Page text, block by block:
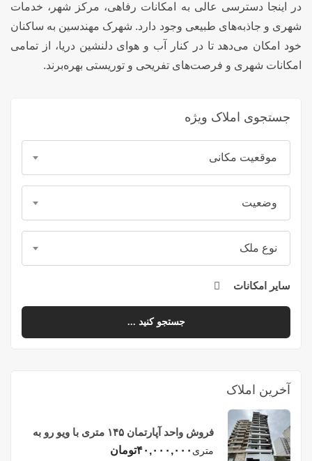
جستجوی املاک ویژه
موقعیت مکانی
وضعیت
نوع ملک
سایر امکانات
جستجو کنید ...
آخرین املاک
فروش واحد آپارتمان ۱۴۵ متری با ویو رو به
دریا در فریدونکنار
متری ۴۰,۰۰۰,۰۰۰تومان
در اینجا دسترسی عالی به امکانات رفاهی، مرکز شهر، خدمات
شهری و جاذبه‌های طبیعی وجود دارد. شهرک مهندسین به ساکنان
خود امکان می‌دهد تا در کنار آب و هوای دلنشین دریا، از تمامی
امکانات شهری و فرصت‌های تفریحی و توریستی بهره‌برند.